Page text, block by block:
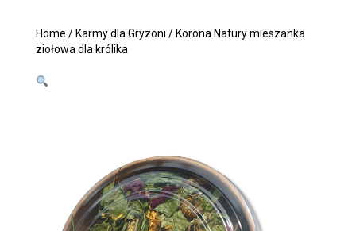
Home / Karmy dla Gryzoni / Korona Natury mieszanka
ziołowa dla królika